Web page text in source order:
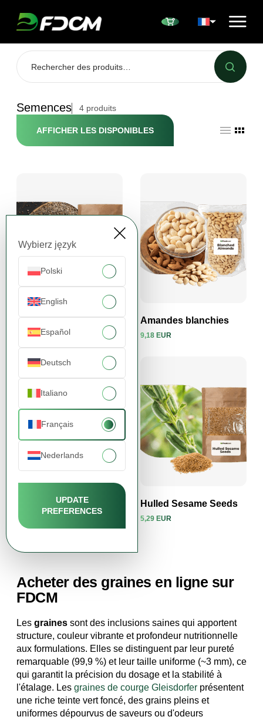
Wybierz język
Polski
English
Español
Deutsch
Italiano
Français
Nederlands
UPDATE
PREFERENCES
Semences 4 produits
AFFICHER LES DISPONIBLES
Voir le produit
Graines de Chia
4,76 EUR
Amandes blanchies
9,18 EUR
Gleisdorfer Pumpkin
Seeds 99,95%
5,36 EUR
Hulled Sesame Seeds
5,29 EUR
Acheter des graines en ligne sur
FDCM
Les graines sont des inclusions saines qui apportent
structure, couleur vibrante et profondeur nutritionnelle
aux formulations. Elles se distinguent par leur pureté
remarquable (99,9 %) et leur taille uniforme (~3 mm), ce
qui garantit la précision du dosage et la stabilité à
l'étalage. Les graines de courge Gleisdorfer présentent
une riche teinte vert foncé, des grains pleins et
uniformes dépourvus de saveurs ou d'odeurs